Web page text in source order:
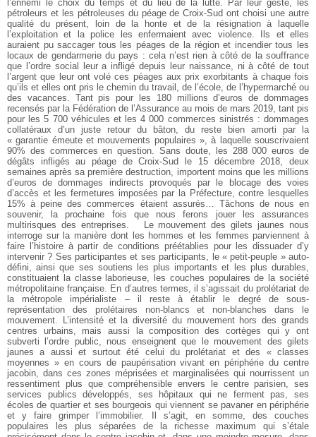
l’ennemi le choix du temps et du lieu de la lutte. Par leur geste, les
pétroleurs et les pétroleuses du péage de Croix-Sud ont choisi une autre
qualité du présent, loin de la honte et de la résignation à laquelle
l’exploitation et la police les enfermaient avec violence. Ils et elles
auraient pu saccager tous les péages de la région et incendier tous les
locaux de gendarmerie du pays : cela n’est rien à côté de la souffrance
que l’ordre social leur a infligé depuis leur naissance, ni à côté de tout
l’argent que leur ont volé ces péages aux prix exorbitants à chaque fois
qu’ils et elles ont pris le chemin du travail, de l’école, de l’hypermarché ou
des vacances. Tant pis pour les 180 millions d’euros de dommages
recensés par la Fédération de l’Assurance au mois de mars 2019, tant pis
pour les 5 700 véhicules et les 4 000 commerces sinistrés : dommages
collatéraux d’un juste retour du bâton, du reste bien amorti par la
« garantie émeute et mouvements populaires », à laquelle souscrivaient
90% des commerces en question. Sans doute, les 288 000 euros de
dégâts infligés au péage de Croix-Sud le 15 décembre 2018, deux
semaines après sa première destruction, importent moins que les millions
d’euros de dommages indirects provoqués par le blocage des voies
d’accès et les fermetures imposées par la Préfecture, contre lesquelles
15% à peine des commerces étaient assurés… Tâchons de nous en
souvenir, la prochaine fois que nous ferons jouer les assurances
multirisques des entreprises.
Le mouvement des gilets jaunes nous
interroge sur la manière dont les hommes et les femmes parviennent à
faire l’histoire à partir de conditions préétablies pour les dissuader d’y
intervenir ? Ses participantes et ses participants, le « petit-peuple » auto-
défini, ainsi que ses soutiens les plus importants et les plus durables,
constituaient la classe laborieuse, les couches populaires de la société
métropolitaine française. En d’autres termes, il s’agissait du prolétariat de
la métropole impérialiste – il reste à établir le degré de sous-
représentation des prolétaires non-blancs et non-blanches dans le
mouvement. L’intensité et la diversité du mouvement hors des grands
centres urbains, mais aussi la composition des cortèges qui y ont
subverti l’ordre public, nous enseignent que le mouvement des gilets
jaunes a aussi et surtout été celui du prolétariat et des « classes
moyennes » en cours de paupérisation vivant en périphérie du centre
jacobin, dans ces zones méprisées et marginalisées qui nourrissent un
ressentiment plus que compréhensible envers le centre parisien, ses
services publics développés, ses hôpitaux qui ne ferment pas, ses
écoles de quartier et ses bourgeois qui viennent se pavaner en périphérie
et y faire grimper l’immobilier. Il s’agit, en somme, des couches
populaires les plus séparées de la richesse maximum qui s’étale